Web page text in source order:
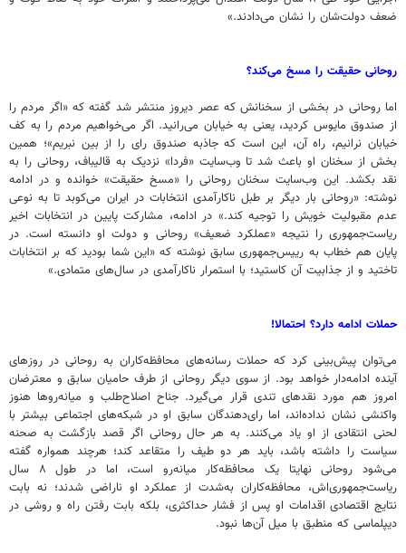
ضعف دولت‌شان را نشان می‌دادند.»
روحانی حقیقت را مسخ می‌کند؟
اما روحانی در بخشی از سخنانش که عصر دیروز منتشر شد گفته که «اگر مردم را
از صندوق مایوس کردید، یعنی به خیابان می‌رانید. اگر می‌خواهیم مردم را به کف
خیابان نرانیم، راه آن، این است که جاذبه صندوق رای را از بین نبریم»؛ همین
بخش از سخنان او باعث شد تا وب‌سایت «فردا» نزدیک به قالیباف، روحانی را به
نقد بکشد. این وب‌سایت سخنان روحانی را «مسخ حقیقت» خوانده و در ادامه
نوشته: «روحانی بار دیگر بر طبل ناکارآمدی انتخابات در ایران می‌کوبد تا به نوعی
عدم مقبولیت خویش را توجیه کند.» در ادامه، مشارکت پایین در انتخابات اخیر
ریاست‌جمهوری را نتیجه «عملکرد ضعیف» روحانی و دولت او دانسته است. در
پایان هم خطاب به رییس‌جمهوری سابق نوشته که «این شما بودید که بر انتخابات
تاختید و از جذابیت آن کاستید؛ با استمرار ناکارآمدی در سال‌های متمادی.»
حملات ادامه دارد؟ احتمالا!‌
می‌توان پیش‌بینی کرد که حملات رسانه‌های محافظه‌کاران به روحانی در روزهای
آینده ادامه‌دار خواهد بود. از سوی دیگر روحانی از طرف حامیان سابق و معترضان
امروز هم مورد نقدهای تندی قرار می‌گیرد. جناح اصلاح‌طلب و میانه‌روها هنوز
واکنشی نشان نداده‌اند، اما رای‌دهندگان سابق او در شبکه‌های اجتماعی بیشتر با
لحنی انتقادی از او یاد می‌کنند. به هر حال روحانی اگر قصد بازگشت به صحنه
سیاست را داشته باشد، باید هر دو طیف را متقاعد کند؛ هرچند همواره گفته
می‌شود روحانی نهایتا یک محافظه‌کار میانه‌رو است، اما در طول ۸ سال
ریاست‌جمهوری‌اش، محافظه‌کاران به‌شدت از عملکرد او ناراضی شدند؛ نه بابت
نتایج اقتصادی اقدامات او پس از فشار حداکثری، بلکه بابت رفتن راه و روشی در
دیپلماسی که منطبق با میل آن‌ها نبود.